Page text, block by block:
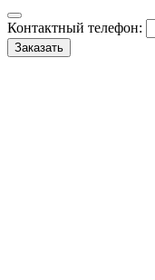
Контактный телефон:
Заказать